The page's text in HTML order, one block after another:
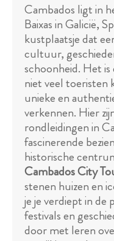
Cambados ligt in
Baixas in Galicië,
kustplaatsje dat
cultuur,
schoonheid. Het
niet veel toeristen
unieke en
verkennen. Hier
rondleidingen in
fascinerende
historische
Cambados City
stenen huizen en
je je verdiept in de
festivals en
door met leren